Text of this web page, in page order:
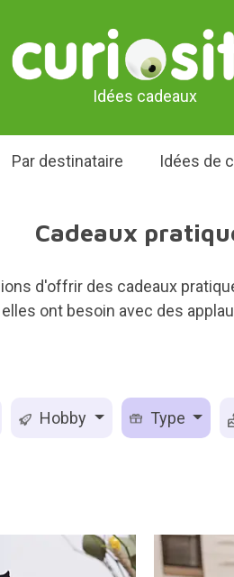
Idées cadeaux
Par destinataire Idées de
Cadeaux
d'offrir des cadeaux
ont besoin avec des
Hobby Type